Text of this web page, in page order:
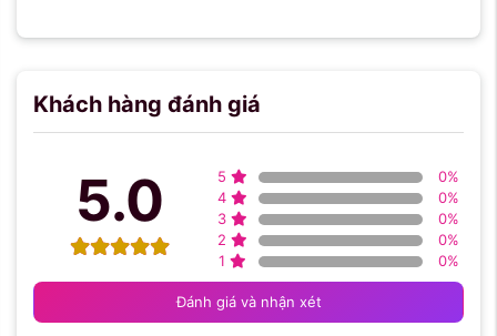
Khách hàng đánh giá
5.0 5 0%
4
0%
3
0%
2
0%
1
0%
Đánh giá và nhận xét